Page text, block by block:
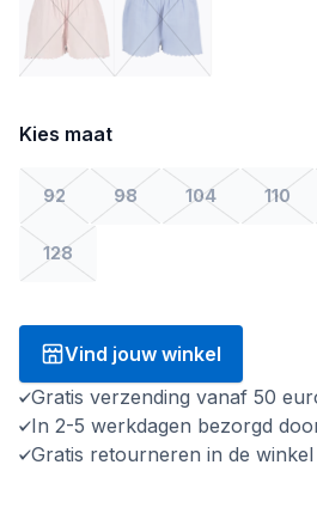
Kies maat
92 98 104 110
128
Vind jouw winkel
Gratis verzending vanaf 50
In 2-5 werkdagen bezorgd
Gratis retourneren in de winkel